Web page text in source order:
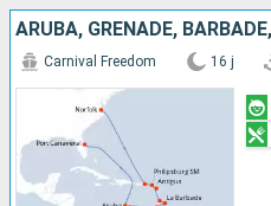
Carnival Freedom 16 j